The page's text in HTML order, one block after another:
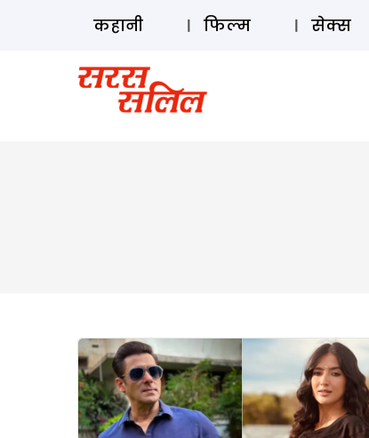
कहानी फिल्म सेक्स